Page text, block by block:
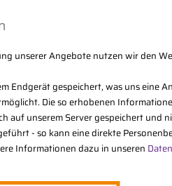
unserer Angebote nutzen wir den
Endgerät gespeichert, was uns eine
Die so erhobenen
auf unserem Server gespeichert und
- so kann eine direkte
Informationen dazu in unseren